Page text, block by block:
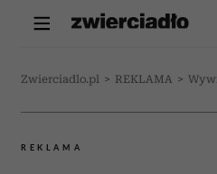
Zwierciadlo.pl > REKLAMA >
REKLAMA